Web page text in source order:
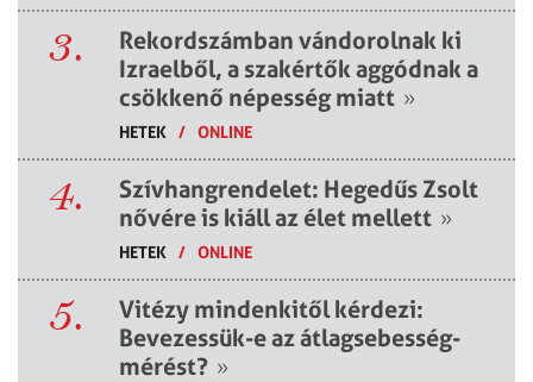
3.
Rekordszámban vándorolnak ki
Izraelből, a szakértők aggódnak a
csökkenő népesség miatt »
HETEK / ONLINE
4.
Szívhangrendelet: Hegedűs Zsolt
nővére is kiáll az élet mellett »
HETEK / ONLINE
5.
Vitézy mindenkitől kérdezi:
Bevezessük-e az átlagsebesség-
mérést? »